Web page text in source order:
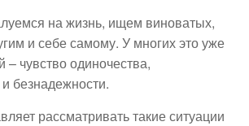
на жизнь, ищем виноватых,
и себе самому. У многих это уже
– чувство одиночества,
безнадежности.
рассматривать такие ситуации